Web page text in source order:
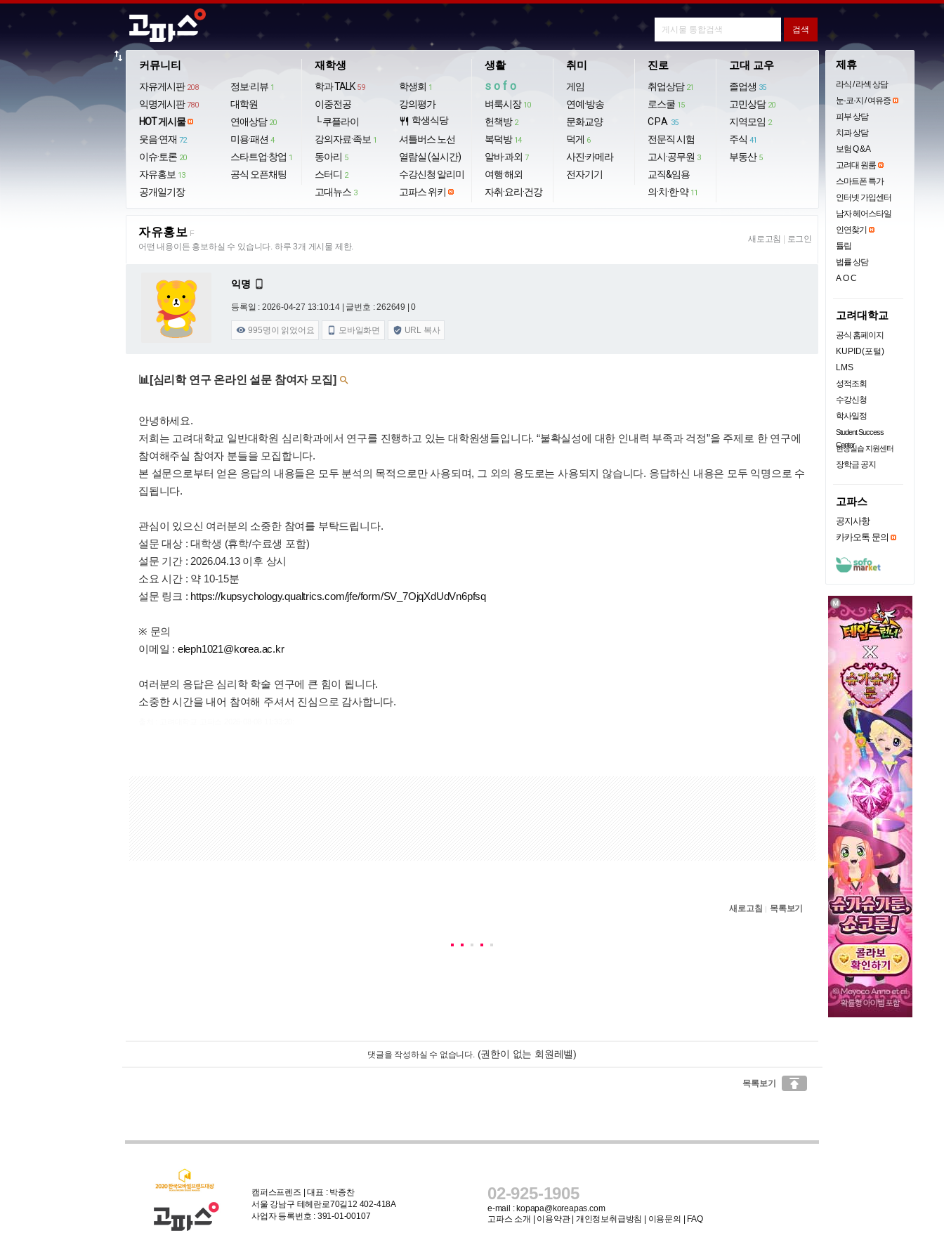
커뮤니티
자유게시판 208
익명게시판 780
HOT 게시물
웃음·연재 72
이슈·토론 20
자유홍보 13
공개일기장
정보·리뷰 1
대학원
연애상담 20
미용·패션 4
스타트업·창업 1
공식 오픈채팅
재학생
학과 TALK 59
이중전공
└ 쿠플라이
강의자료·족보 1
동아리 5
스터디 2
고대뉴스 3
학생회 1
강의평가
restaurant 학생식당
셔틀버스 노선
열람실 (실시간)
수강신청 알리미
고파스 위키
생활
sofo
벼룩시장 10
헌책방 2
복덕방 14
알바·과외 7
여행·해외
자취·요리·건강
취미
게임
연예·방송
문화교양
덕게 6
사진·카메라
전자기기
진로
취업상담 21
로스쿨 15
CPA 35
전문직 시험
고시·공무원 3
교직&임용
의·치·한·약 11
고대 교우
졸업생 35
고민상담 20
지역모임 2
주식 41
부동산 5
import_export
자유홍보 F
어떤 내용이든 홍보하실 수 있습니다. 하루 3개 게시물 제한.
새로고침 로그인
익명 
등록일 : 2026-04-27 13:10:14 | 글번호 : 262649 | 0
 995명이 읽었어요  모바일화면  URL 복사
📊[심리학 연구 온라인 설문 참여자 모집] 
안녕하세요.
저희는 고려대학교 일반대학원 심리학과에서 연구를 진행하고 있는 대학원생들입니다. “불확실성에 대한 인내력 부족과 걱정”을 주제로 한 연구에
참여해주실 참여자 분들을 모집합니다.
본 설문으로부터 얻은 응답의 내용들은 모두 분석의 목적으로만 사용되며, 그 외의 용도로는 사용되지 않습니다. 응답하신 내용은 모두 익명으로 수
집됩니다.
관심이 있으신 여러분의 소중한 참여를 부탁드립니다.
설문 대상 : 대학생 (휴학/수료생 포함)
설문 기간 : 2026.04.13 이후 상시
소요 시간 : 약 10-15분
설문 링크 : https://kupsychology.qualtrics.com/jfe/form/SV_7OjqXdUdVn6pfsq
※ 문의
이메일 : eleph1021@korea.ac.kr
여러분의 응답은 심리학 학술 연구에 큰 힘이 됩니다.
소중한 시간을 내어 참여해 주셔서 진심으로 감사합니다.
새로고침 | 목록보기
댓글을 작성하실 수 없습니다. (권한이 없는 회원레벨)
목록보기 
제휴
라식 / 라섹 상담
눈·코·지 / 여유증
피부 상담
치과 상담
보험 Q & A
고려대 원룸
스마트폰 특가
인터넷 가입센터
남자 헤어스타일
인연찾기
튤립
법률 상담
AOC
고려대학교
공식 홈페이지
KUPID(포털)
LMS
성적조회
수강신청
학사일정
Student Success
Center
현장실습 지원센터
장학금 공지
고파스
공지사항
카카오톡 문의
캠퍼스프렌즈 | 대표 : 박종찬
서울 강남구 테헤란로70길12 402-418A
사업자 등록번호 : 391-01-00107
02-925-1905
e-mail : kopapa@koreapas.com
고파스 소개
이용약관| 개인정보취급방침 이용문의 FAQ